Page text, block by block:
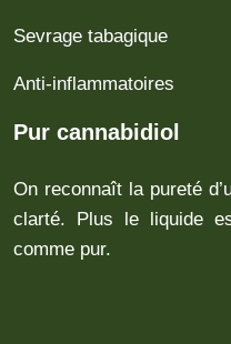
Sevrage tabagique
Anti-inflammatoires
Pur cannabidiol
On reconnaît la pureté
clarté. Plus le liquide
comme pur.